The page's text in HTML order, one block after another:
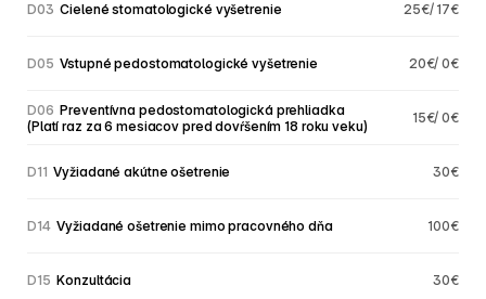
D03 Cielené stomatologické vyšetrenie 25€/ 17€
D05 Vstupné pedostomatologické vyšetrenie 20€/ 0€
D06 Preventívna pedostomatologická prehliadka
(Platí raz za 6 mesiacov pred dovŕšením 18 roku veku)
15€/ 0€
D11 Vyžiadané akútne ošetrenie 30€
D14 Vyžiadané ošetrenie mimo pracovného dňa 100€
D15 Konzultácia 30€